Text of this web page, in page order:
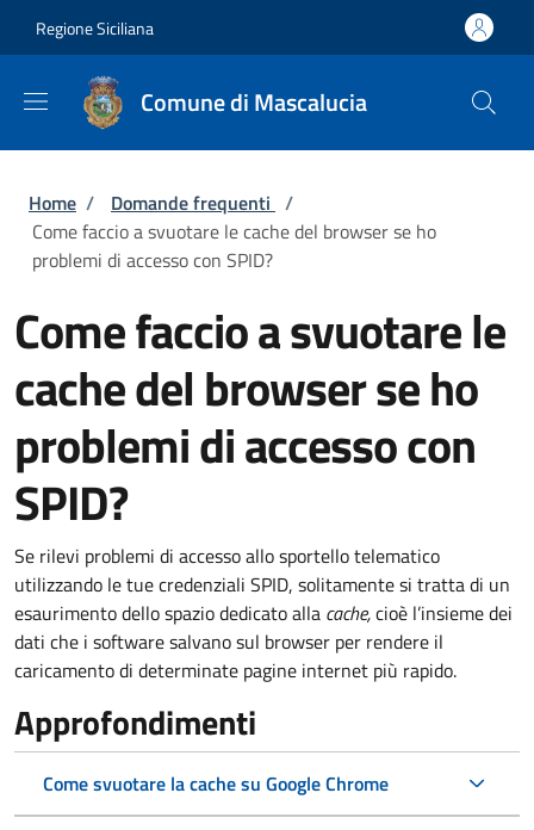
Regione Siciliana
Comune di Mascalucia
Briciole di pane
Home / Domande frequenti /
Come faccio a svuotare le cache del browser se ho
problemi di accesso con SPID?
Come faccio a svuotare le
cache del browser se ho
problemi di accesso con
SPID?
Se rilevi problemi di accesso allo sportello telematico
utilizzando le tue credenziali SPID, solitamente si tratta di un
esaurimento dello spazio dedicato alla cache,cioè l’insieme dei
dati che i software salvano sul browser per rendere il
caricamento di determinate pagine internet più rapido.
Approfondimenti
Come svuotare la cache su Google Chrome